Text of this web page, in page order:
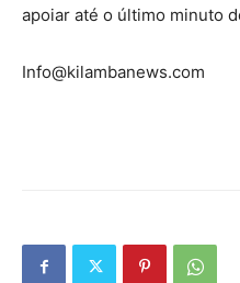
apoiar até o último minuto
Info@kilambanews.com